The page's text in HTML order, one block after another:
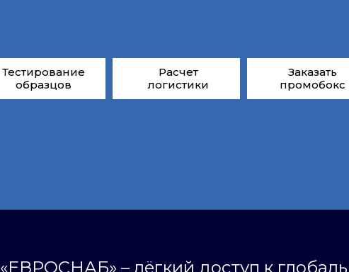
Тестирование
образцов
Расчет
логистики
Заказать
промобокс
«ЕВРОСНАБ» – лёгкий доступ к